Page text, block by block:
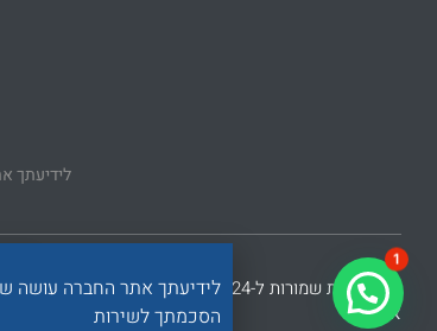
לידיעתך
כל הזכויות שמורות ל-NDT24 | עיצוב ופיתוח בוצע על ידי
אתרים
1
לידיעתך אתר החברה עושה
הסכמתך לשירות